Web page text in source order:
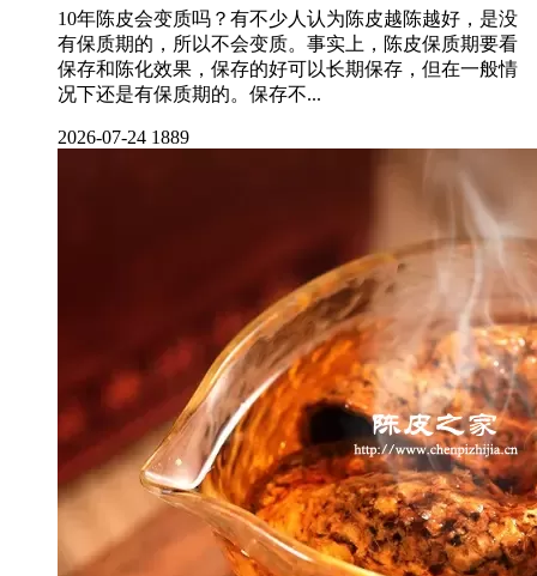
10年陈皮会变质吗？有不少人认为陈皮越陈越好，是没
有保质期的，所以不会变质。事实上，陈皮保质期要看
保存和陈化效果，保存的好可以长期保存，但在一般情
况下还是有保质期的。保存不...
2026-07-24 1889